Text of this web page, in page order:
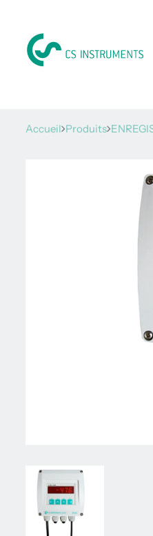
Accueil Produits